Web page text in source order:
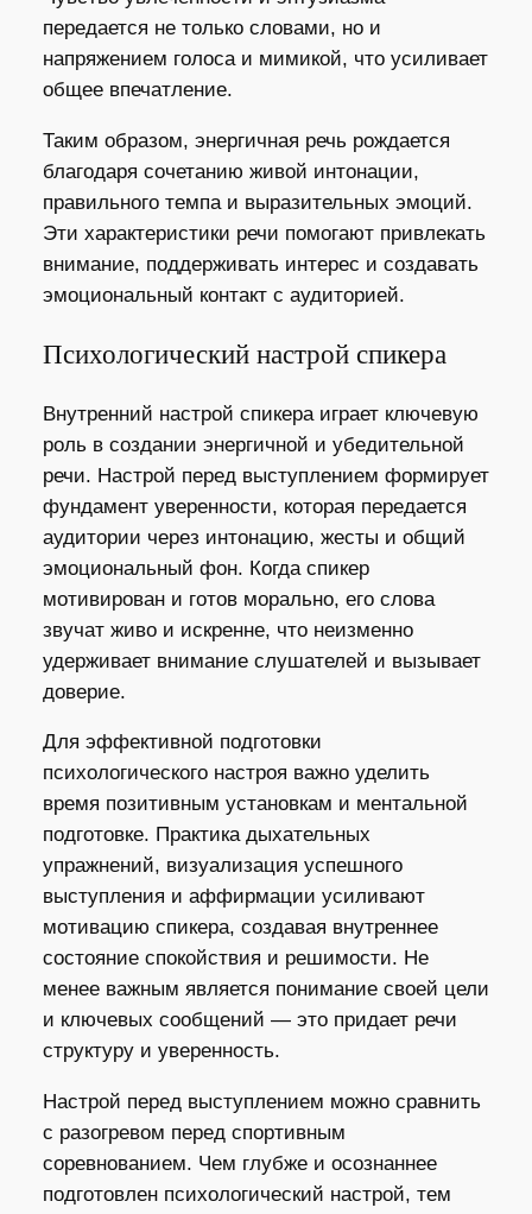
передается не только словами, но и
напряжением голоса и мимикой, что усиливает
общее впечатление.
Таким образом, энергичная речь рождается
благодаря сочетанию живой интонации,
правильного темпа и выразительных эмоций.
Эти характеристики речи помогают привлекать
внимание, поддерживать интерес и создавать
эмоциональный контакт с аудиторией.
Психологический настрой спикера
Внутренний настрой спикера играет ключевую
роль в создании энергичной и убедительной
речи. Настрой перед выступлением формирует
фундамент уверенности, которая передается
аудитории через интонацию, жесты и общий
эмоциональный фон. Когда спикер
мотивирован и готов морально, его слова
звучат живо и искренне, что неизменно
удерживает внимание слушателей и вызывает
доверие.
Для эффективной подготовки
психологического настроя важно уделить
время позитивным установкам и ментальной
подготовке. Практика дыхательных
упражнений, визуализация успешного
выступления и аффирмации усиливают
мотивацию спикера, создавая внутреннее
состояние спокойствия и решимости. Не
менее важным является понимание своей цели
и ключевых сообщений — это придает речи
структуру и уверенность.
Настрой перед выступлением можно сравнить
с разогревом перед спортивным
соревнованием. Чем глубже и осознаннее
подготовлен психологический настрой, тем